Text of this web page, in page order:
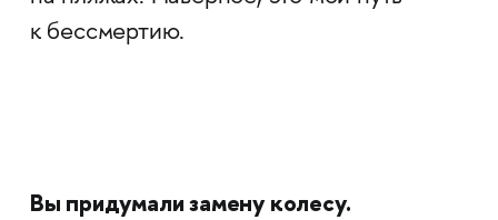
к бессмертию.
Вы придумали замену колесу.